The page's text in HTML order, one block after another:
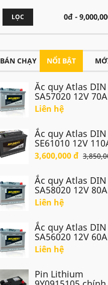
LỌC
BÁN CHẠY NỔI BẬT
Ắc quy Atlas DIN
SA57020 12V
Liên hệ
Ắc quy Atlas DIN
SE61010 12V
3,600,000 đ
Ắc quy Atlas DIN
SA58020 12V
Liên hệ
Ắc quy Atlas DIN
SA56020 12V
Liên hệ
Pin Lithium